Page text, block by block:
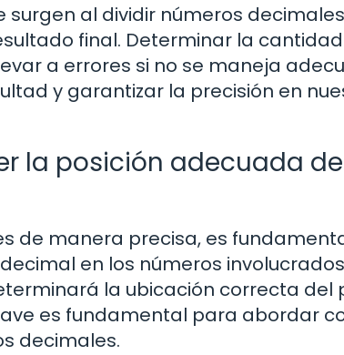
al dividir números
final. Determinar la
a errores si no se maneja
y garantizar la precisión en
la posición adecuada
de manera precisa, es
en los números
la ubicación correcta del
es fundamental para abordar
decimales.